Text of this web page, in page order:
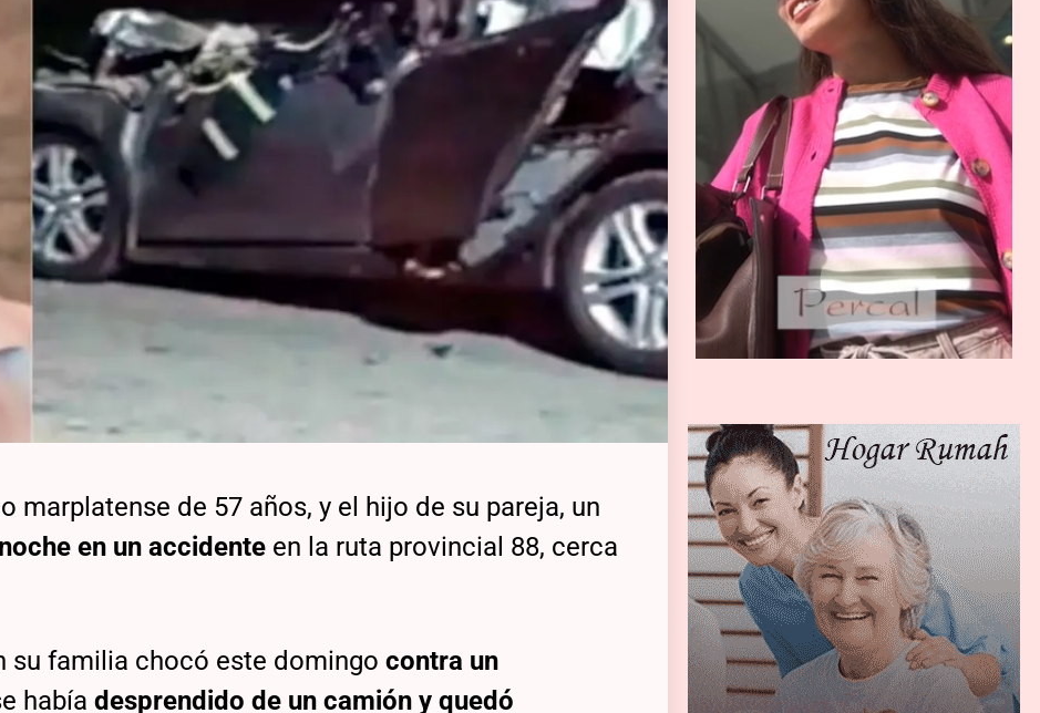
marplatense de 57 años, y el hijo de su pareja, un
en un accidente en la ruta provincial 88, cerca
su familia chocó este domingocontra un
habíadesprendido de un camión y quedó